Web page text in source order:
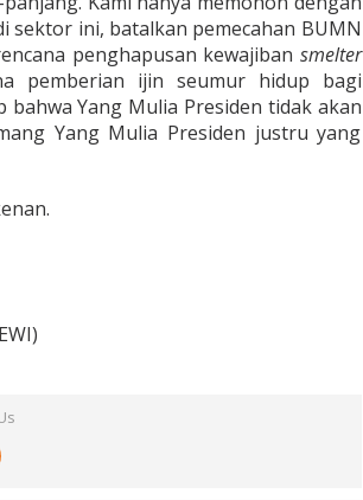
sektor ini, batalkan pemecahan BUMN
penghapusan kewajiban smelter
pemberian ijin seumur hidup bagi
Yang Mulia Presiden tidak akan
Yang Mulia Presiden justru yang